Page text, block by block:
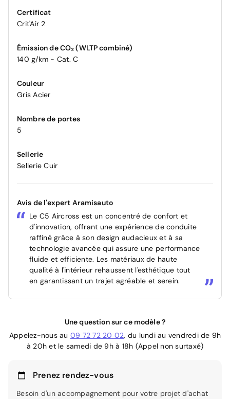
Certificat
Crit'Air 2
Émission de CO₂ (WLTP combiné)
140 g/km - Cat. C
Couleur
Gris Acier
Nombre de portes
5
Sellerie
Sellerie Cuir
Avis de l'expert Aramisauto
Le C5 Aircross est un concentré de confort et
d'innovation, offrant une expérience de conduite
raffiné grâce à son design audacieux et à sa
technologie avancée qui assure une performance
fluide et efficiente. Les matériaux de haute
qualité à l'intérieur rehaussent l'esthétique tout
en garantissant un trajet agréable et serein.
Une question sur ce modèle ?
Appelez-nous au 09 72 72 20 02, du lundi au vendredi de 9h
à 20h et le samedi de 9h à 18h (Appel non surtaxé)
Prenez rendez-vous
Besoin d'un accompagnement pour votre projet d'achat